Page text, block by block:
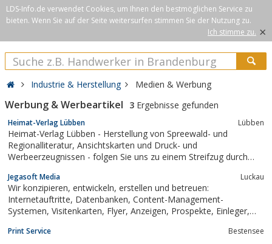
LDS-Info.de verwendet Cookies, um Ihnen den bestmöglichen Service zu
bieten. Wenn Sie auf der Seite weitersurfen stimmen Sie der Nutzung zu.
Ich stimme zu. ×
Industrie & Herstellung Medien & Werbung
Werbung & Werbeartikel 3 Ergebnisse gefunden
Heimat-Verlag Lübben Lübben
Heimat-Verlag Lübben - Herstellung von Spreewald- und
Regionalliteratur, Ansichtskarten und Druck- und
Werbeerzeugnissen - folgen Sie uns zu einem Streifzug durch
Jegasoft Media Luckau
Wir konzipieren, entwickeln, erstellen und betreuen:
Internetauftritte, Datenbanken, Content-Management-
Systemen, Visitenkarten, Flyer, Anzeigen, Prospekte, Einleger,
übertragen oder einen Videostream auf Abruf \"on demand\"
Print Service Bestensee